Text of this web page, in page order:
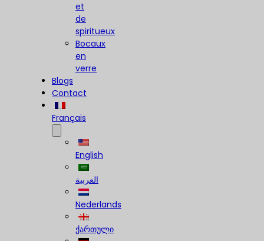
et
de
spiritueux
Bocaux
en
verre
Blogs
Contact
Français
English
العربية
Nederlands
ქართული